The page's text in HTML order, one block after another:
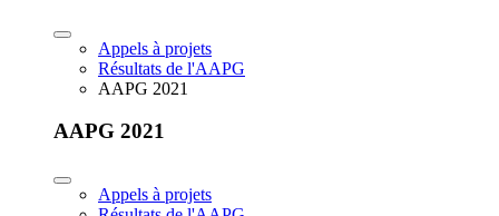
Appels à projets
Résultats de l'AAPG
AAPG 2021
AAPG 2021
Appels à projets